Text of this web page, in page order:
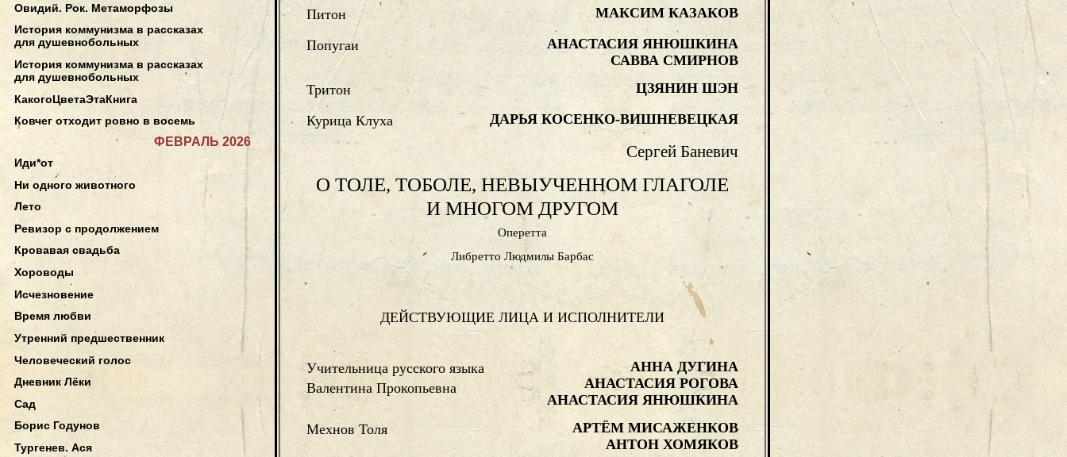
Питон
МАКСИМ КАЗАКОВ
Попугаи
АНАСТАСИЯ ЯНЮШКИНА
САВВА СМИРНОВ
Тритон
ЦЗЯНИН ШЭН
Курица Клуха ДАРЬЯ КОСЕНКО-ВИШНЕВЕЦКАЯ
Сергей Баневич
О ТОЛЕ, ТОБОЛЕ, НЕВЫУЧЕННОМ ГЛАГОЛЕ
И МНОГОМ ДРУГОМ
Оперетта
Либретто Людмилы Барбас
ДЕЙСТВУЮЩИЕ ЛИЦА И ИСПОЛНИТЕЛИ
Учительница русского языка
Валентина Прокопьевна
АННА ДУГИНА
АНАСТАСИЯ РОГОВА
АНАСТАСИЯ ЯНЮШКИНА
Мехнов Толя
АРТЁМ МИСАЖЕНКОВ
АНТОН ХОМЯКОВ
Овидий. Рок. Метаморфозы
История коммунизма в рассказах
для душевнобольных
История коммунизма в рассказах
для душевнобольных
КакогоЦветаЭтаКнига
Ковчег отходит ровно в восемь
ФЕВРАЛЬ 2026
Иди*от
Ни одного животного
Лето
Ревизор с продолжением
Кровавая свадьба
Хороводы
Исчезновение
Время любви
Утренний предшественник
Человеческий голос
Дневник Лёки
Сад
Борис Годунов
Тургенев. Ася